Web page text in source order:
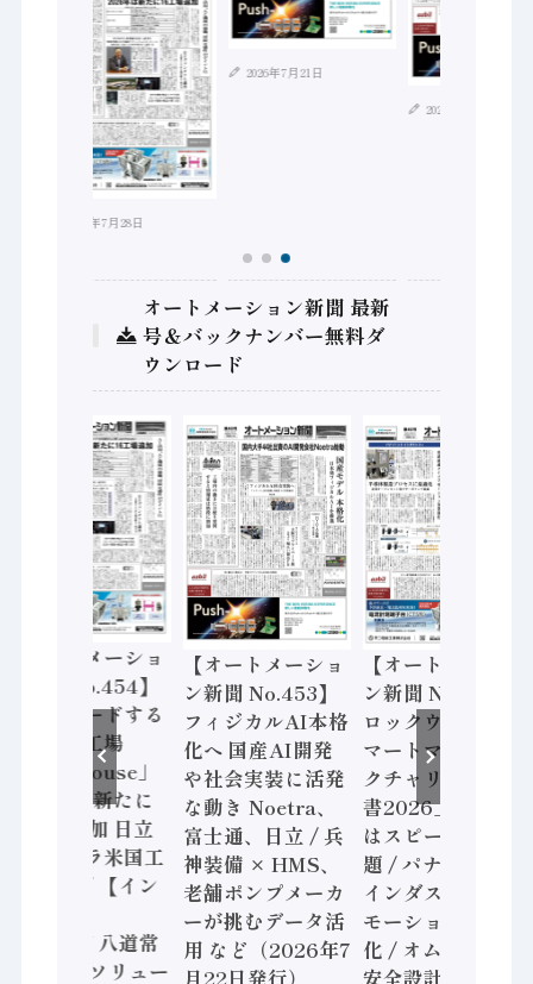
2026年7月28日
2026年7月21日
2026年8月4日
オートメーション新聞 最新
号＆バックナンバー無料ダ
ウンロード
【オートメーショ
ン新聞 No.454】
世界をリードする
先進的な工場
「Lighthouse」
2026年は新たに
16工場追加 日立
ヴァンタラ米国工
場も選出/ 【イン
RYODEN 八道常
務 共創のソリュー
【オートメーショ
ン新聞 No.453】
フィジカルAI本格
化へ 国産AI開発
や社会実装に活発
な動き Noetra、
富士通、日立 / 兵
神装備 × HMS、
老舗ポンプメーカ
ーが挑むデータ活
用 など（2026年7
月22日発行）
【オートメーショ
ン新聞 No.452】
ロックウェル「ス
マートマニュファ
クチャリング報告
書2026」、日本
はスピード感に課
題 / パナソニック
インダストリー、
モーション事業強
化 / オムロン 機械